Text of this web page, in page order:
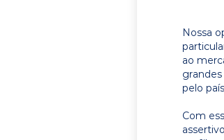
Nossa
ao
pelo
Com